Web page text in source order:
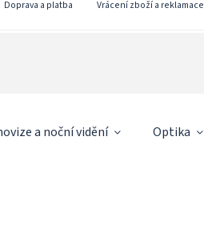
Doprava a platba Vrácení zboží a reklamace
a noční vidění Optika